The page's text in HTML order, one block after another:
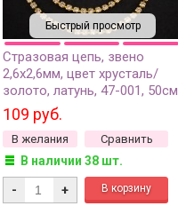
Быстрый просмотр
Стразовая цепь, звено
2,6х2,6мм, цвет хрусталь/
золото, латунь, 47-001, 50см
(около 140 страз)
109 руб.
В желания Сравнить
В наличии 38 шт.
- +